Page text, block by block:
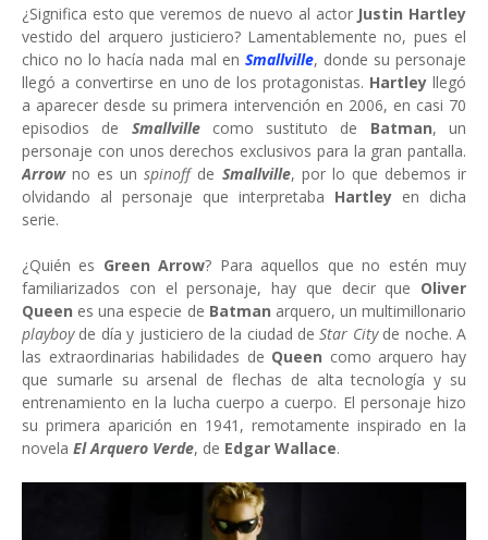
¿Significa esto que veremos de nuevo al actor Justin Hartley
vestido del arquero justiciero? Lamentablemente no, pues el
chico no lo hacía nada mal en Smallville, donde su personaje
llegó a convertirse en uno de los protagonistas. Hartley llegó
a aparecer desde su primera intervención en 2006, en casi 70
episodios de Smallvillecomo sustituto de Batman, un
personaje con unos derechos exclusivos para la gran pantalla.
Arrowno es unspinoffde Smallville, por lo que debemos ir
olvidando al personaje que interpretaba Hartley en dicha
serie.
¿Quién es Green Arrow? Para aquellos que no estén muy
familiarizados con el personaje, hay que decir que Oliver
Queen es una especie de Batman arquero, un multimillonario
playboyde día y justiciero de la ciudad deStar Cityde noche. A
las extraordinarias habilidades de Queen como arquero hay
que sumarle su arsenal de flechas de alta tecnología y su
entrenamiento en la lucha cuerpo a cuerpo. El personaje hizo
su primera aparición en 1941, remotamente inspirado en la
novela El Arquero Verde, de Edgar Wallace.